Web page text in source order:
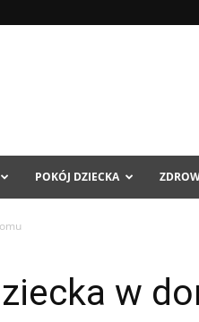
POKÓJ DZIECKA
w